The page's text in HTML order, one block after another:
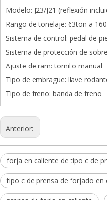
Modelo: J23/J21 (reflexión
Rango de tonelaje: 63ton a
Sistema de control: pedal de
Sistema de protección de
Ajuste de ram: tornillo manual
Tipo de embrague: llave
Tipo de freno: banda de freno
Anterior:
forja en caliente de tipo c de
tipo c de prensa de forjado en